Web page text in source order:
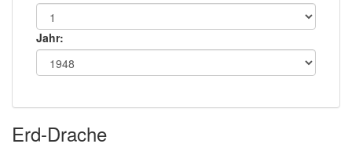
Jahr:
Erd-Drache